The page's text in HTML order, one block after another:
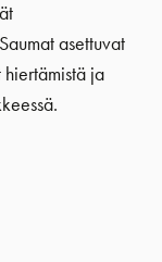
asettuvat
ja